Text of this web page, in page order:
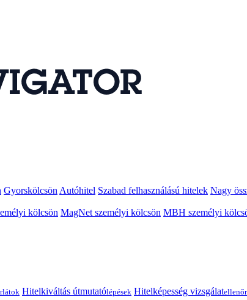
Gyorskölcsön Autóhitel Szabad felhasználású hitelek Nagy
kölcsön MagNet személyi kölcsön MBH személyi
Hitelkiváltás útmutatólépések Hitelképesség vizsgálat